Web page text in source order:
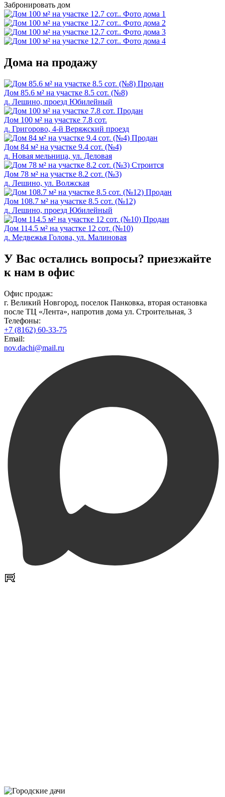
Забронировать дом
Дома на продажу
Продан
Дом 85.6 м² на участке 8.5 сот. (№8)
д. Лeшино, проезд Юбилейный
Продан
Дом 100 м² на участке 7.8 сот.
д. Григорово, 4-й Веряжский проезд
Продан
Дом 84 м² на участке 9.4 сот. (№4)
д. Новая мельница, ул. Деловая
Cтроится
Дом 78 м² на участке 8.2 сот. (№3)
д. Лешино, ул. Волжская
Продан
Дом 108.7 м² на участке 8.5 сот. (№12)
д. Лешино, проезд Юбилейный
Продан
Дом 114.5 м² на участке 12 сот. (№10)
д. Медвежья Голова, ул. Малиновая
У Вас остались вопросы? приезжайте
к нам в офис
Офис продаж:
г. Великий Новгород, поселок Панковка, вторая остановка
после ТЦ «Лента», напротив дома ул. Строительная, 3
Телефоны:
+7 (8162) 60-33-75
Email:
nov.dachi@mail.ru